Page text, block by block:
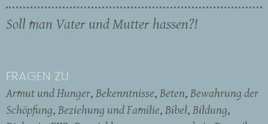
Soll man Vater und Mutter hassen?!
FRAGEN ZU
Armut und Hunger Bekenntnisse Beten Bewahrung der
Schöpfung Beziehung und Familie Bibel Bildung